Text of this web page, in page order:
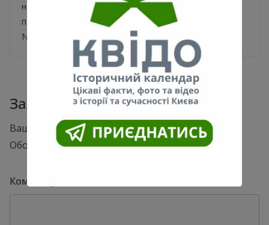
насолодитися свіжим повітрям біля неї. Про це
повідомили в програмі «Київ.
NewsRoom» телеканалу «Київ». У
Залишити відповідь
Ваша e-mail адреса не оприлюднюватиметься.
Обов’язкові поля позначені*
Коментар